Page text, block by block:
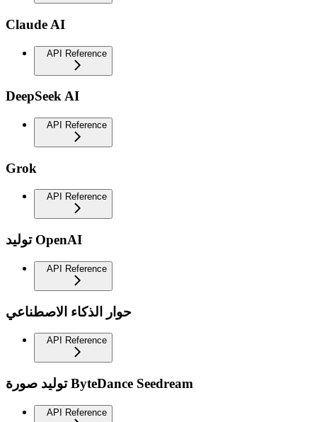
Claude AI
API Reference
DeepSeek AI
API Reference
Grok
API Reference
توليد OpenAI
API Reference
حوار الذكاء الاصطناعي
API Reference
توليد صورة ByteDance Seedream
API Reference